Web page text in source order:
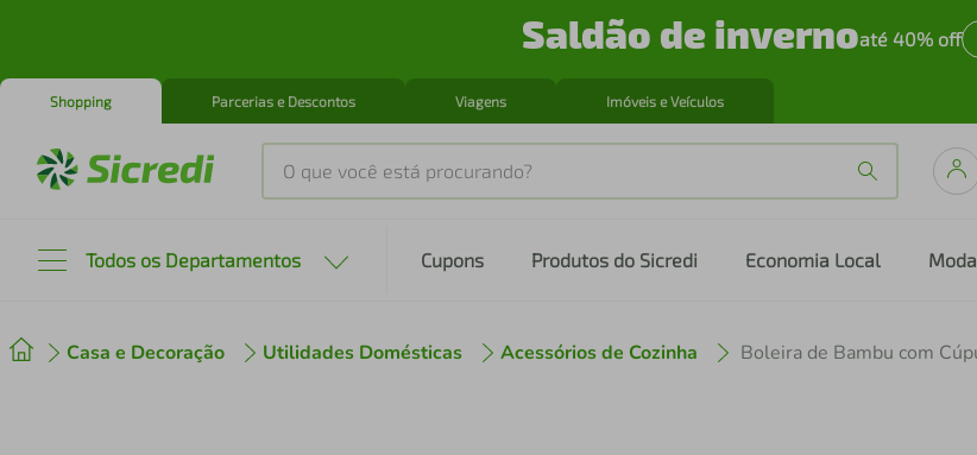
Saldão de invernoaté 40% off
Shopping Parcerias e Descontos Viagens Imóveis e Veículos
O que você está procurando?
Todos os Departamentos Cupons Produtos do Sicredi Economia Local Moda
Casa e Decoração Utilidades Domésticas Acessórios de Cozinha
º cafeteira